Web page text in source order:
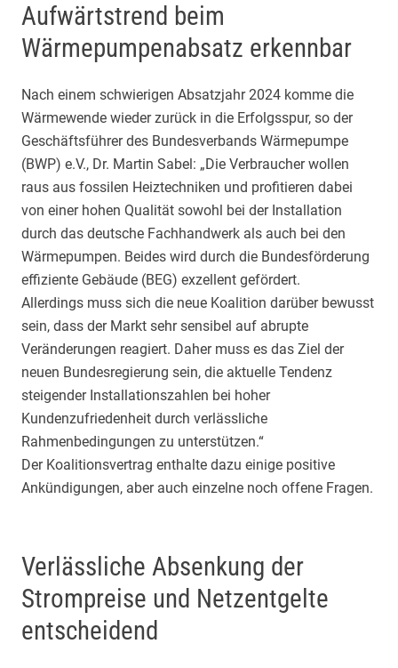
Aufwärtstrend beim
Wärmepumpenabsatz erkennbar
Nach einem schwierigen Absatzjahr 2024 komme die
Wärmewende wieder zurück in die Erfolgsspur, so der
Geschäftsführer des Bundesverbands Wärmepumpe
(BWP) e.V., Dr. Martin Sabel: „Die Verbraucher wollen
raus aus fossilen Heiztechniken und profitieren dabei
von einer hohen Qualität sowohl bei der Installation
durch das deutsche Fachhandwerk als auch bei den
Wärmepumpen. Beides wird durch die Bundesförderung
effiziente Gebäude (BEG) exzellent gefördert.
Allerdings muss sich die neue Koalition darüber bewusst
sein, dass der Markt sehr sensibel auf abrupte
Veränderungen reagiert. Daher muss es das Ziel der
neuen Bundesregierung sein, die aktuelle Tendenz
steigender Installationszahlen bei hoher
Kundenzufriedenheit durch verlässliche
Rahmenbedingungen zu unterstützen.“
Der Koalitionsvertrag enthalte dazu einige positive
Ankündigungen, aber auch einzelne noch offene Fragen.
Verlässliche Absenkung der
Strompreise und Netzentgelte
entscheidend